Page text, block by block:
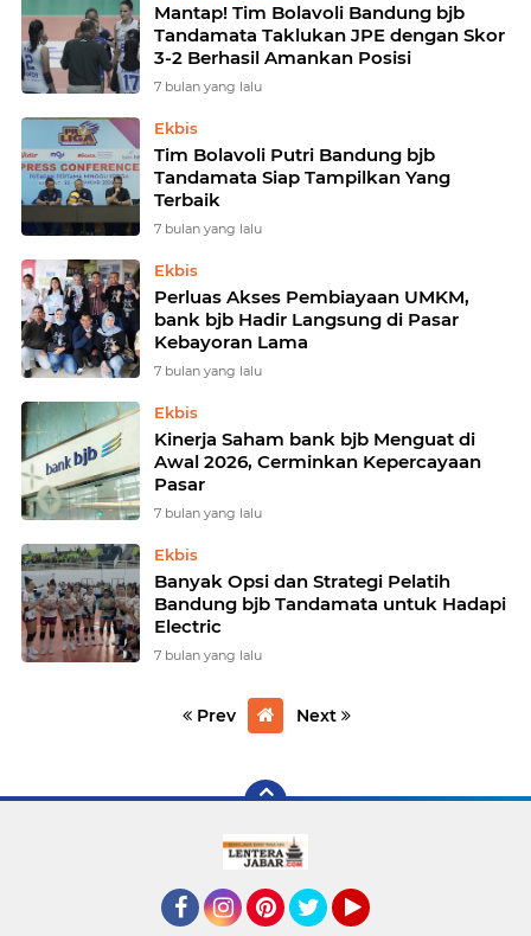
Mantap! Tim Bolavoli Bandung bjb
Tandamata Taklukan JPE dengan Skor
3-2 Berhasil Amankan Posisi
7 bulan yang lalu
Ekbis
Tim Bolavoli Putri Bandung bjb
Tandamata Siap Tampilkan Yang
Terbaik
7 bulan yang lalu
Ekbis
Perluas Akses Pembiayaan UMKM,
bank bjb Hadir Langsung di Pasar
Kebayoran Lama
7 bulan yang lalu
Ekbis
Kinerja Saham bank bjb Menguat di
Awal 2026, Cerminkan Kepercayaan
Pasar
7 bulan yang lalu
Ekbis
Banyak Opsi dan Strategi Pelatih
Bandung bjb Tandamata untuk Hadapi
Electric
7 bulan yang lalu
Prev Next